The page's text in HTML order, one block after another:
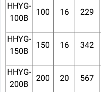
HHYG-
100B
100 16 229
HHYG-
150B
150 16 342
HHYG-
200B
200 20 567